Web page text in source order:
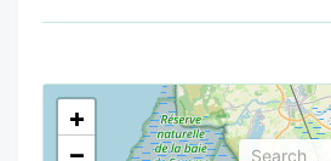
<!---->
+
−